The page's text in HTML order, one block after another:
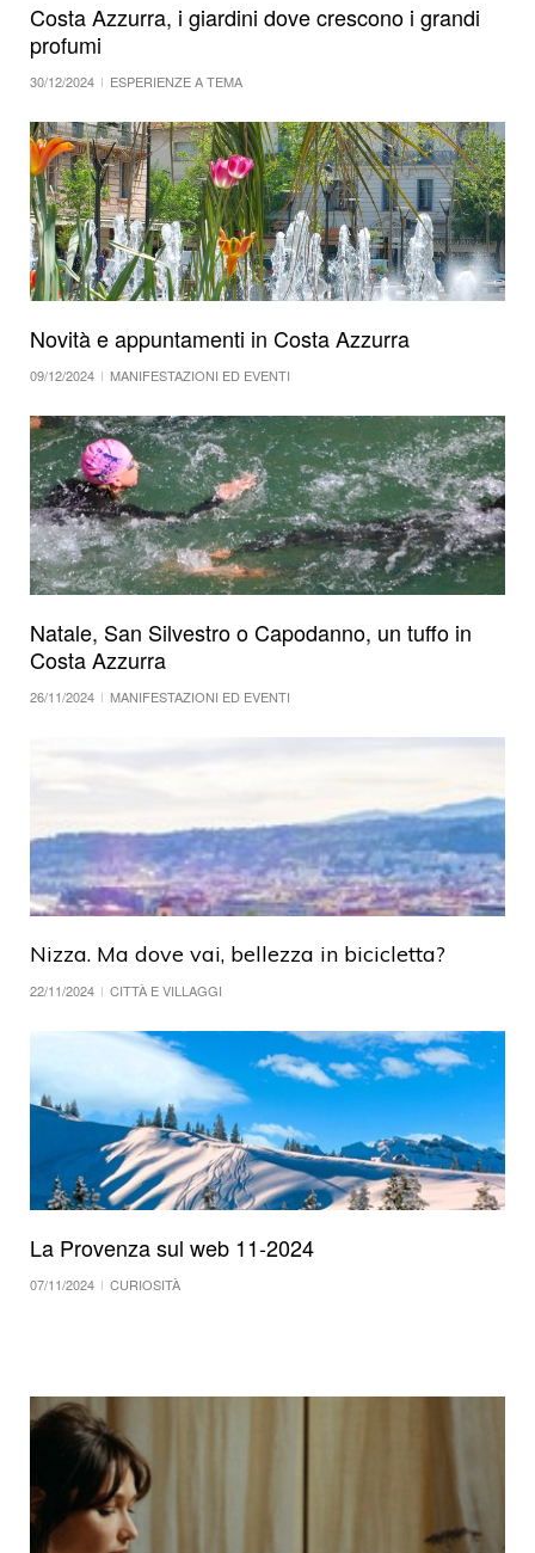
Costa Azzurra, i giardini dove crescono i grandi
profumi
30/12/2024 ESPERIENZE A TEMA
Novità e appuntamenti in Costa Azzurra
09/12/2024 MANIFESTAZIONI ED EVENTI
Natale, San Silvestro o Capodanno, un tuffo in
Costa Azzurra
26/11/2024 MANIFESTAZIONI ED EVENTI
Nizza. Ma dove vai, bellezza in bicicletta?
22/11/2024 CITTÀ E VILLAGGI
La Provenza sul web 11-2024
07/11/2024 CURIOSITÀ